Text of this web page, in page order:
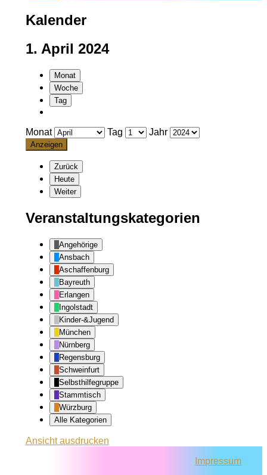
Kalender
1. April 2024
Monat
Woche
Tag
Monat Tag Jahr
Zurück
Heute
Weiter
Veranstaltungskategorien
Angehörige
Ansbach
Aschaffenburg
Bayreuth
Erlangen
Ingolstadt
Kinder-&Jugend
München
Nürnberg
Regensburg
Schweinfurt
Selbsthilfegruppe
Stammtisch
Würzburg
Alle Kategorien
Ansichtausdrucken
Impressum